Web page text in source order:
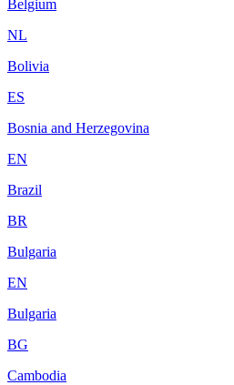
Belgium
NL
Bolivia
ES
Bosnia and Herzegovina
EN
Brazil
BR
Bulgaria
EN
Bulgaria
BG
Cambodia